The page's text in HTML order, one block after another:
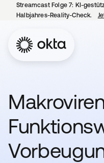
Streamcast Folge 7: KI-
Halbjahres-Reality-Check.